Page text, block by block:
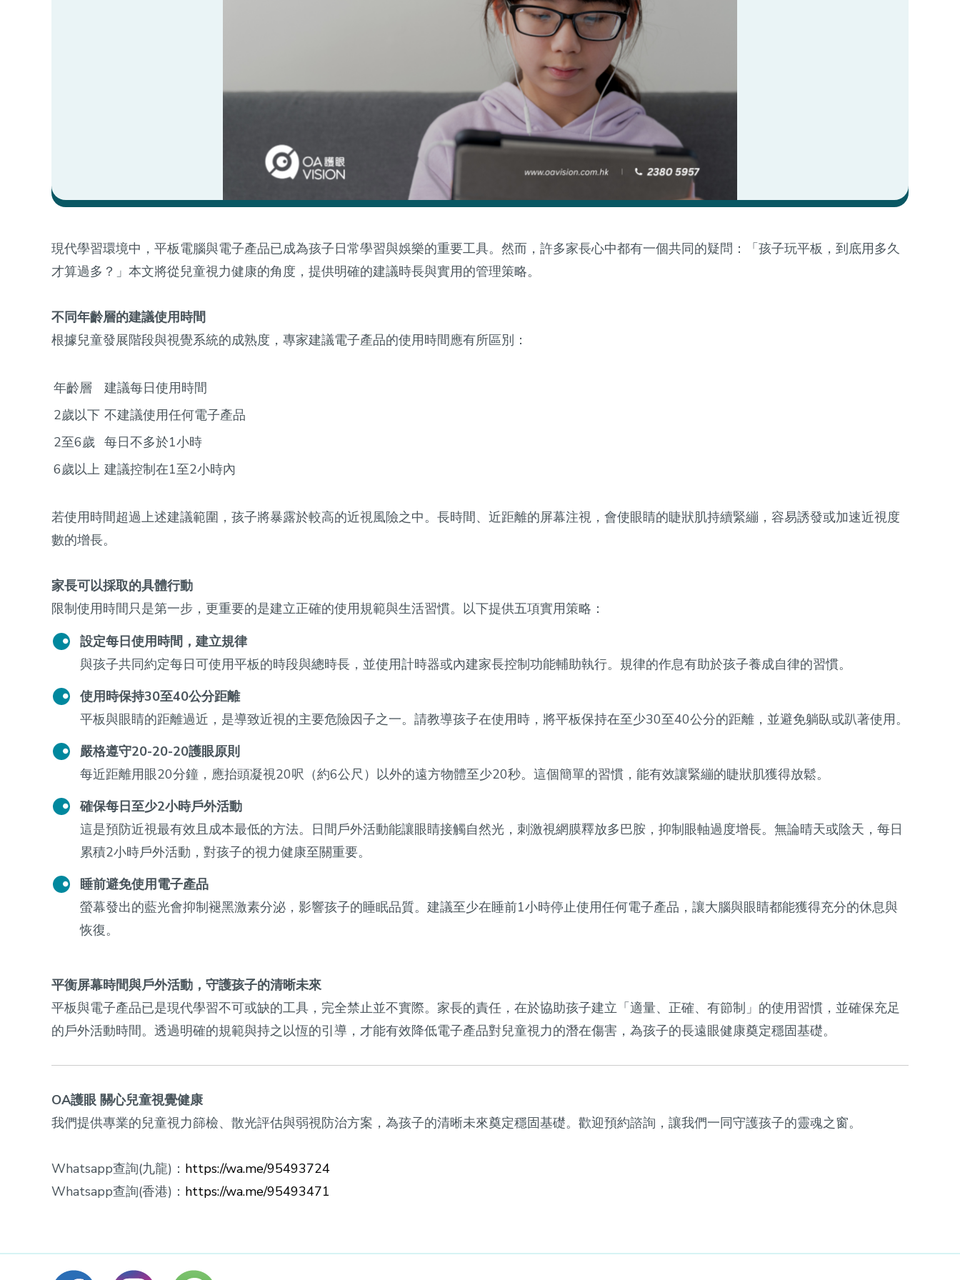
現代學習環境中，平板電腦與電子產品已成為孩子日常學習與娛樂的重要工具。然而，許多家長心中都有一個共同的疑問：「孩子玩平板，到底用多久
才算過多？」本文將從兒童視力健康的角度，提供明確的建議時長與實用的管理策略。
不同年齡層的建議使用時間
根據兒童發展階段與視覺系統的成熟度，專家建議電子產品的使用時間應有所區別：
年齡層
建議每日使用時間
2歲以下 不建議使用任何電子產品
2至6歲 每日不多於1小時
6歲以上 建議控制在1至2小時內
若使用時間超過上述建議範圍，孩子將暴露於較高的近視風險之中。長時間、近距離的屏幕注視，會使眼睛的睫狀肌持續緊繃，容易誘發或加速近視度
數的增長。
家長可以採取的具體行動
限制使用時間只是第一步，更重要的是建立正確的使用規範與生活習慣。以下提供五項實用策略：
設定每日使用時間，建立規律
與孩子共同約定每日可使用平板的時段與總時長，並使用計時器或內建家長控制功能輔助執行。規律的作息有助於孩子養成自律的習慣。
使用時保持30至40公分距離
平板與眼睛的距離過近，是導致近視的主要危險因子之一。請教導孩子在使用時，將平板保持在至少30至40公分的距離，並避免躺臥或趴著使用。
嚴格遵守20-20-20護眼原則
每近距離用眼20分鐘，應抬頭凝視20呎（約6公尺）以外的遠方物體至少20秒。這個簡單的習慣，能有效讓緊繃的睫狀肌獲得放鬆。
確保每日至少2小時戶外活動
這是預防近視最有效且成本最低的方法。日間戶外活動能讓眼睛接觸自然光，刺激視網膜釋放多巴胺，抑制眼軸過度增長。無論晴天或陰天，每日
累積2小時戶外活動，對孩子的視力健康至關重要。
睡前避免使用電子產品
螢幕發出的藍光會抑制褪黑激素分泌，影響孩子的睡眠品質。建議至少在睡前1小時停止使用任何電子產品，讓大腦與眼睛都能獲得充分的休息與
恢復。
平衡屏幕時間與戶外活動，守護孩子的清晰未來
平板與電子產品已是現代學習不可或缺的工具，完全禁止並不實際。家長的責任，在於協助孩子建立「適量、正確、有節制」的使用習慣，並確保充足
的戶外活動時間。透過明確的規範與持之以恆的引導，才能有效降低電子產品對兒童視力的潛在傷害，為孩子的長遠眼健康奠定穩固基礎。
OA護眼 關心兒童視覺健康
我們提供專業的兒童視力篩檢、散光評估與弱視防治方案，為孩子的清晰未來奠定穩固基礎。歡迎預約諮詢，讓我們一同守護孩子的靈魂之窗。
Whatsapp查詢(九龍)： https://wa.me/95493724
Whatsapp查詢(香港)： https://wa.me/95493471